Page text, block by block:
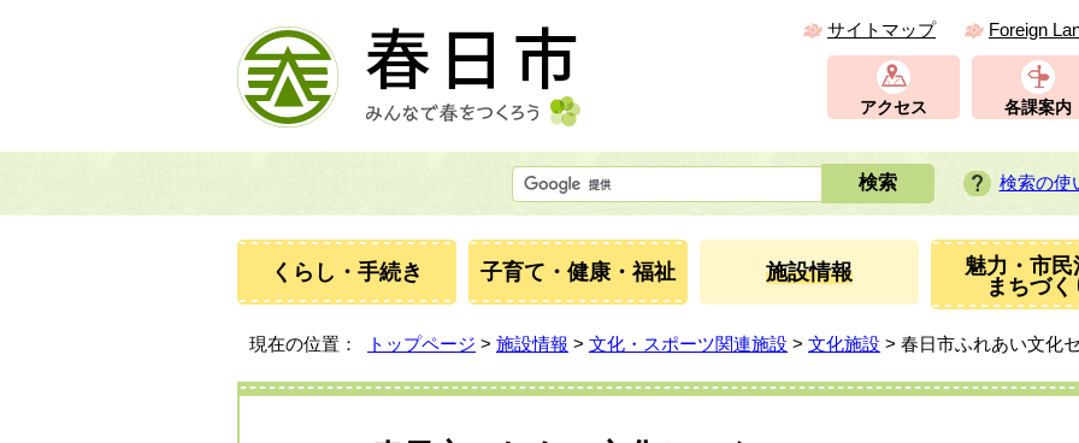
サイトマップ Foreign
アクセス 各課案内
検索の使
くらし・手続き 子育て・健康・福祉 施設情報
魅力・市民
まちづく
現在の位置： トップページ > 施設情報 > 文化・スポーツ関連施設 > 文化施設 > 春日市ふれあい文化